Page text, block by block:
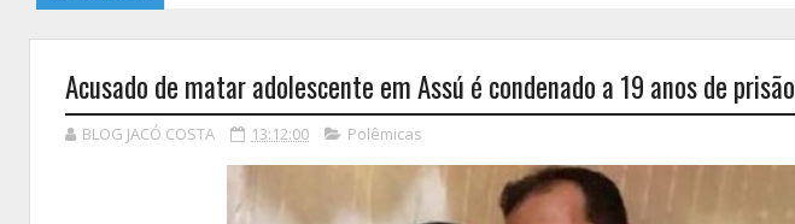
Acusado de matar adolescente em Assú é condenado a 19 anos de prisão
BLOG JACÓ COSTA 13:12:00 Polêmicas